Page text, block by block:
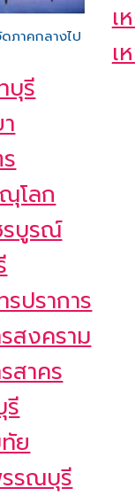
ภาคกลางไป
เ
เ
บุรี
โลก
รบูรณ์
ปราการ
สงคราม
สาคร
รี
ย
รณบุรี